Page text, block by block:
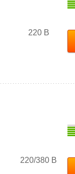
220 В
220/380 В